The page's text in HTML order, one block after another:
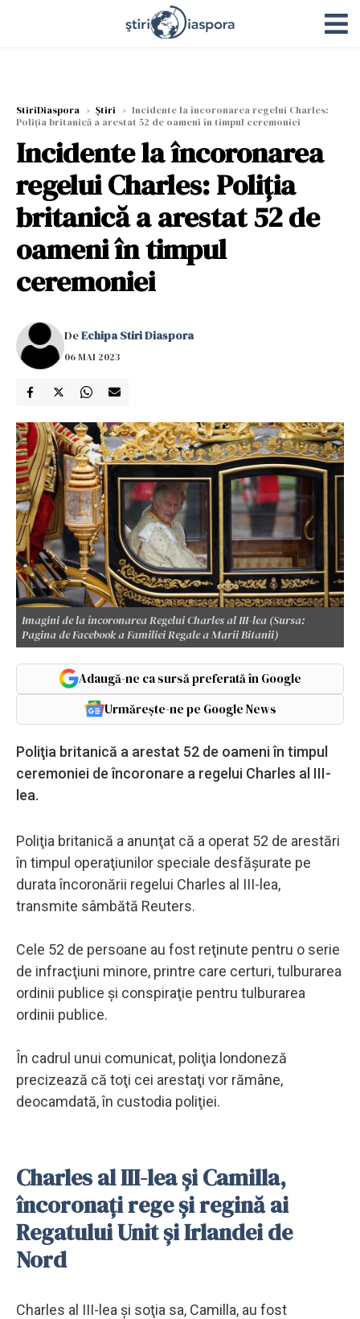
StiriDiaspora › Știri › Incidente la încoronarea regelui Charles:
Poliţia britanică a arestat 52 de oameni în timpul ceremoniei
Incidente la încoronarea
regelui Charles: Poliţia
britanică a arestat 52 de
oameni în timpul
ceremoniei
DeEchipa Stiri Diaspora
06 MAI 2023
Imagini de la încoronarea Regelui Charles al III-lea (Sursa:
Pagina de Facebook a Familiei Regale a Marii Bitanii)
Adaugă-ne ca sursă preferată în Google
Urmărește-ne pe Google News
Poliţia britanică a arestat 52 de oameni în timpul
ceremoniei de încoronare a regelui Charles al III-
lea.
Poliţia britanică a anunţat că a operat 52 de arestări
în timpul operaţiunilor speciale desfăşurate pe
durata încoronării regelui Charles al III-lea,
transmite sâmbătă Reuters.
Cele 52 de persoane au fost reţinute pentru o serie
de infracţiuni minore, printre care certuri, tulburarea
ordinii publice şi conspiraţie pentru tulburarea
ordinii publice.
În cadrul unui comunicat, poliţia londoneză
precizează că toţi cei arestaţi vor rămâne,
deocamdată, în custodia poliţiei.
Charles al III-lea şi Camilla,
încoronaţi rege şi regină ai
Regatului Unit şi Irlandei de
Nord
Charles al III-lea şi soţia sa, Camilla, au fost